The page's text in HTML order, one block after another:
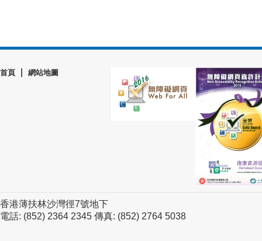
首頁 網站地圖
香港薄扶林沙灣徑7號地下
電話: (852) 2364 2345 傳真: (852) 2764 5038